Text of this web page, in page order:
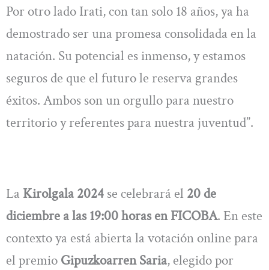
Por otro lado Irati, con tan solo 18 años, ya ha
demostrado ser una promesa consolidada en la
natación. Su potencial es inmenso, y estamos
seguros de que el futuro le reserva grandes
éxitos. Ambos son un orgullo para nuestro
territorio y referentes para nuestra juventud”.
La Kirolgala 2024 se celebrará el 20 de
diciembre a las 19:00 horas en FICOBA. En este
contexto ya está abierta la votación online para
el premio Gipuzkoarren Saria, elegido por